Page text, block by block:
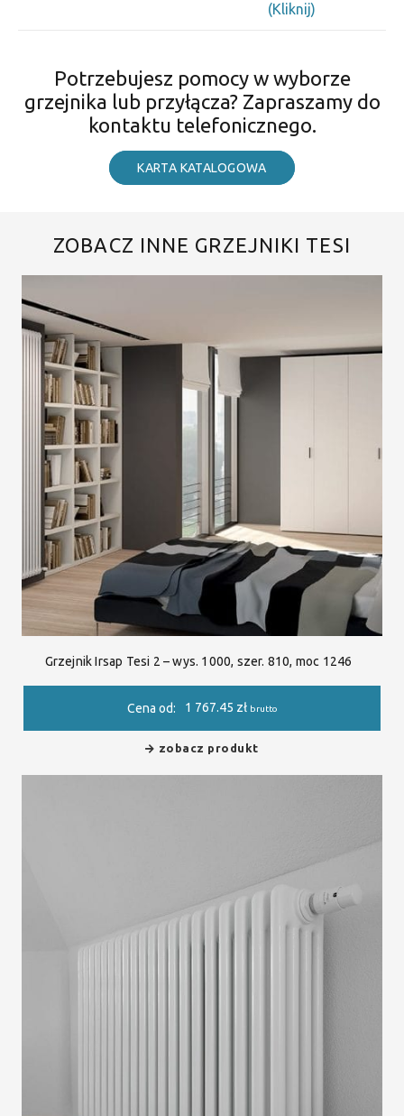
(Kliknij)
Potrzebujesz pomocy w wyborze
grzejnika lub przyłącza? Zapraszamy do
kontaktu telefonicznego.
KARTA KATALOGOWA
ZOBACZ INNE GRZEJNIKI TESI
Grzejnik Irsap Tesi 2 – wys. 1000, szer. 810, moc 1246
Cena od: 1 767.45 zł brutto
zobacz produkt